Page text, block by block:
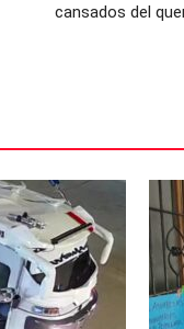
cansados del